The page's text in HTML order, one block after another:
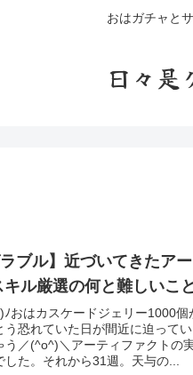
おはガチャと
日々是
ラブル】近づいてきたア
スキル厳選の何と難しいこ
ﾉおはカスケードジェリー1000個
う恐れていた日が間近に迫って
う／(^o^)＼アーティファクトの
した。それから31週。天与の...